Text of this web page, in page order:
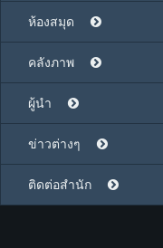
ห้องสมุด
คลังภาพ
ผู้นำ
ข่าวต่างๆ
ติดต่อสำนัก